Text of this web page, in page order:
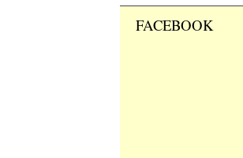
FACEBOOK